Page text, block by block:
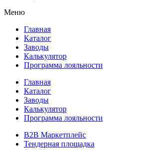
Меню
Главная
Каталог
Заводы
Калькулятор
Программа лояльности
Главная
Каталог
Заводы
Калькулятор
Программа лояльности
B2B Маркетплейс
Тендерная площадка